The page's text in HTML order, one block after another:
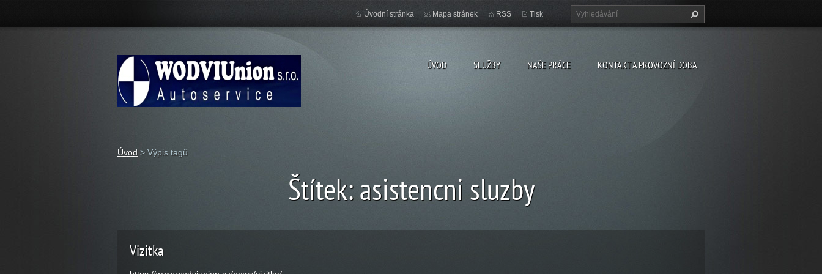
ÚVOD SLUŽBY NAŠE PRÁCE KONTAKT A PROVOZNÍ DOBA
Úvodní stránka Mapa stránek RSS Tisk
Úvod > Výpis tagů
Štítek: asistencni sluzby
Vizitka